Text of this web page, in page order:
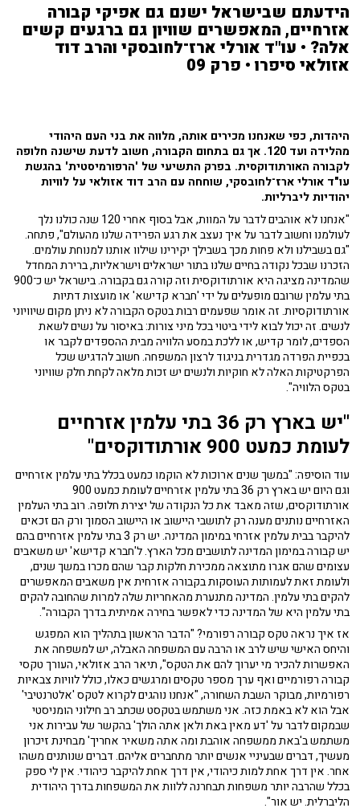
הידעתם שבישראל ישנם גם אפיקי קבורה
אזרחיים, המאפשרים שוויון גם ברגעים קשים
אלה? • עו"ד אורלי ארז־לחובסקי והרב דוד
אזולאי סיפרו • פרק 09
היהדות, כפי שאנחנו מכירים אותה, מלווה את בני העם היהודי
מהלידה ועד 120. אך גם בתחום הקבורה, חשוב לדעת שישנה חלופה
לקבורה האורתודוקסית. בפרק התשיעי של 'הרפורמיסטית' בהגשת
עו"ד אורלי ארז־לחובסקי, שוחחה עם הרב דוד אזולאי על לוויות
יהודיות ליברליות.
"אנחנו לא אוהבים לדבר על המוות, אבל בסוף אחרי 120 שנה כולנו נלך
לעולמנו וחשוב לדבר על איך נעצב את רגע הפרידה שלנו מהעולם", פתחה.
"גם בשבילנו ולא פחות מכך בשבילך יקירינו שילוו אותנו למנוחת עולמים.
הזכרנו שבכל נקודה בחיים שלנו בתור ישראלים וישראליות, ברירת המחדל
שהמדינה מציגה היא אורתודוקסית וזה קורה גם בקבורה. בישראל יש כ־900
בתי עלמין שרובם מופעלים על ידי 'חברא קדישא' או מועצות דתיות
אורתודוקסיות. זה אומר שפעמים רבות בטקס הקבורה לא ניתן מקום שיוויוני
לנשים. זה יכול לבוא לידי ביטוי בכל מיני צורות: באיסור על נשים לשאת
הספדים, לומר קדיש, או ללכת במסע הלוויה מבית ההספדים לקבר או
בכפיית הפרדה מגדרית בניגוד לרצון המשפחה. חשוב להדגיש שכל
הפרקטיקות האלה לא חוקיות ולנשים יש זכות מלאה לקחת חלק שוויוני
בטקס הלוויה".
"יש בארץ רק 36 בתי עלמין אזרחיים
לעומת כמעט 900 אורתודוקסים"
עוד הוסיפה: "במשך שנים ארוכות לא הוקמו כמעט בכלל בתי עלמין אזרחיים
וגם היום יש בארץ רק 36 בתי עלמין אזרחיים לעומת כמעט 900
אורתודוקסים, שזה מאבד את כל הנקודה של יצירת חלופה. רוב בתי העלמין
האזרחיים נותנים מענה רק לתושבי היישוב או היישוב הסמוך ורק הם זכאים
להיקבר בבית עלמין אזרחי במימון המדינה. יש רק 3 בתי עלמין אזרחיים בהם
יש קבורה במימון המדינה לתושבים מכל הארץ. ל'חברא קדישא' יש משאבים
עצומים שהם אגרו מתוצאה ממכירת חלקות קבר שהם מכרו במשך שנים,
ולעומת זאת לעמותות העוסקות בקבורה אזרחית אין משאבים המאפשרים
להקים בתי עלמין. המדינה מתנערת מהאחריות שלה למרות שהחובה להקים
בתי עלמין היא של המדינה כדי לאפשר בחירה אמיתית בדרך הקבורה".
אז איך נראה טקס קבורה רפורמי? "הדבר הראשון בתהליך הוא המפגש
והיחס האישי שיש לרב או הרבה עם המשפחה האבלה, יש למשפחה את
האפשרות להכיר מי יערוך להם את הטקס", תיאר הרב אזולאי, העורך טקסי
קבורה רפורמיים ואף ערך מספר טקסים ומרגשים כאלו, כולל לוויות צבאיות
רפורמיות, מבוקר השבת השחורה, "אנחנו נוהגים לקרוא לטקס 'אלטרנטיבי'
אבל הוא לא באמת כזה. אני משתמש בטקסט שכתב רב חילוני הומניסטי
שבמקום לדבר על 'דע מאין באת ולאן אתה הולך' בהקשר של עבירות אני
משתמש ב'באת ממשפחה אוהבת ומה אתה משאיר אחריך' מבחינת זיכרון
מעשיך, דברים שבעיניי אנשים יותר מתחברים אליהם. דברים שנותנים משהו
אחר. אין דרך אחת למות כיהודי, אין דרך אחת להיקבר כיהודי. אין לי ספק
בכלל שהרבה יותר משפחות תבחרנה ללוות את המשפחות בדרך היהודית
הליברלית. יש אור".